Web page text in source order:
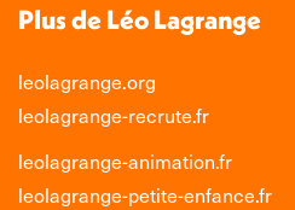
Plus de Léo Lagrange
leolagrange.org
leolagrange-recrute.fr
leolagrange-animation.fr
leolagrange-petite-enfance.fr